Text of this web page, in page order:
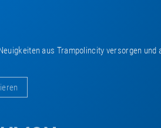
aus Trampolincity versorgen und